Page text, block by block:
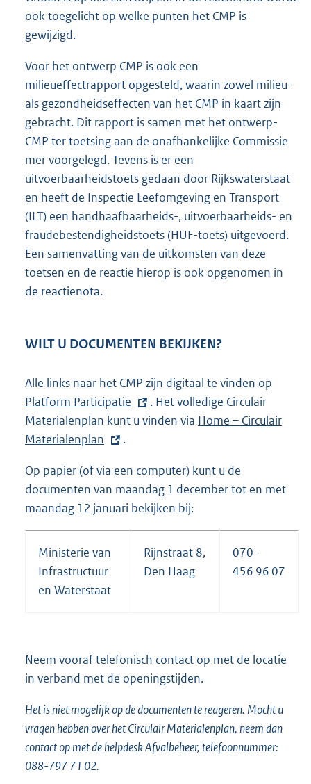
ook toegelicht op welke punten het CMP is
gewijzigd.
Voor het ontwerp CMP is ook een
milieueffectrapport opgesteld, waarin zowel milieu-
als gezondheidseffecten van het CMP in kaart zijn
gebracht. Dit rapport is samen met het ontwerp-
CMP ter toetsing aan de onafhankelijke Commissie
mer voorgelegd. Tevens is er een
uitvoerbaarheidstoets gedaan door Rijkswaterstaat
en heeft de Inspectie Leefomgeving en Transport
(ILT) een handhaafbaarheids-, uitvoerbaarheids- en
fraudebestendigheidstoets (HUF-toets) uitgevoerd.
Een samenvatting van de uitkomsten van deze
toetsen en de reactie hierop is ook opgenomen in
de reactienota.
WILT U DOCUMENTEN BEKIJKEN?
Alle links naar het CMP zijn digitaal te vinden op
t
e
i
k
Platform Participatie
. Het volledige Circulair
Materialenplan kunt u vinden via E
e
r
e
l
Home – Circulair
Materialenplan
.
Op papier (of via een computer) kunt u de
documenten van maandag 1 december tot en met
maandag 12 januari bekijken bij:
Ministerie van
Infrastructuur
en Waterstaat
Rijnstraat 8,
Den Haag
070-
456 96 07
Neem vooraf telefonisch contact op met de locatie
in verband met de openingstijden.
Het is niet mogelijk op de documenten te reageren. Mocht u
vragen hebben over het Circulair Materialenplan, neem dan
contact op met de helpdesk Afvalbeheer, telefoonnummer:
088-797 71 02.